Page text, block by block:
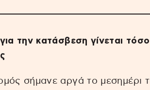
την κατάσβεση γίνεται
σήμανε αργά το μεσημέρι